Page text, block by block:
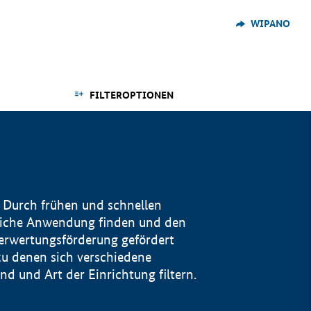
WIPANO
FILTEROPTIONEN
frühen und schnellen
Anwendung finden und den
gefördert
denen sich verschiedene
und Art der Einrichtung filtern.